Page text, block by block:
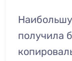
получила